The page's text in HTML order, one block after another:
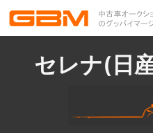
セレナ(日